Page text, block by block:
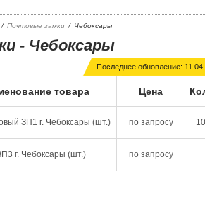
/ Почтовые замки / Чебоксары
- Чебоксары
Последнее обновление:
товара Цена
ЗП1 г. Чебоксары (шт.) по запросу
г. Чебоксары (шт.) по запросу